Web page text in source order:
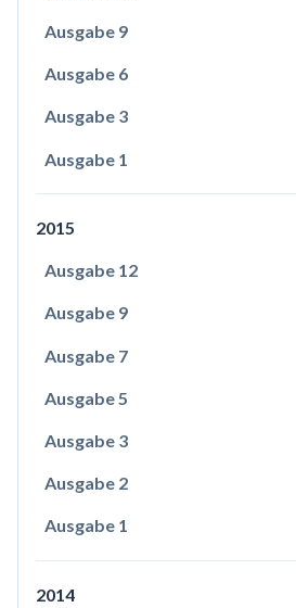
Ausgabe 9
Ausgabe 6
Ausgabe 3
Ausgabe 1
2015
Ausgabe 12
Ausgabe 9
Ausgabe 7
Ausgabe 5
Ausgabe 3
Ausgabe 2
Ausgabe 1
2014